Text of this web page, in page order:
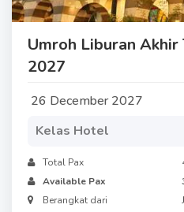
Umroh Liburan Akhir
2027
26 December 2027
Kelas Hotel
Total Pax
Available Pax
Berangkat dari